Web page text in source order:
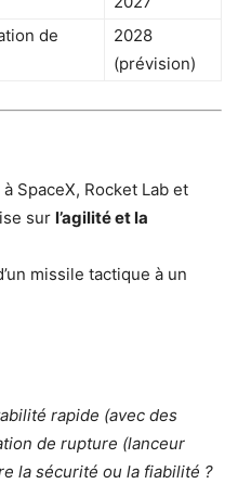
de
2028
(prévision)
à SpaceX, Rocket Lab et
sur l’agilité et la
missile tactique à un
rapide (avec des
de rupture (lanceur
la sécurité ou la fiabilité ?